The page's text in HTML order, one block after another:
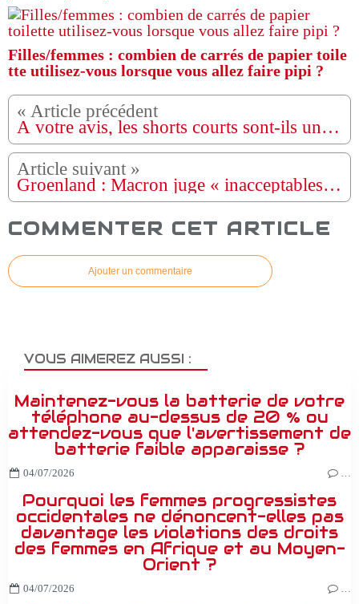
Filles/femmes : combien de carrés de papier toile
tte utilisez-vous lorsque vous allez faire pipi ?
À votre avis, les shorts courts sont-ils un oui ou un non ?
Groenland : Macron juge « inacceptables » les taxes de Trump contre huit pays européens
COMMENTER CET ARTICLE
Ajouter un commentaire
VOUS AIMEREZ AUSSI :
Maintenez-vous la batterie de votre
téléphone au-dessus de 20 % ou
attendez-vous que l'avertissement de
batterie faible apparaisse ?
04/07/2026 …
Pourquoi les femmes progressistes
occidentales ne dénoncent-elles pas
davantage les violations des droits
des femmes en Afrique et au Moyen-
Orient ?
04/07/2026 …